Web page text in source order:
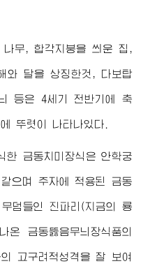
무, 합각지붕을 씌운 집,
와 달을 상징한것, 다보탑
등은 4세기 전반기에 축
뚜렷이 나타나있다.
한 금동치미장식은 안학궁
으며 주자에 적용된 금동
덤들인 진파리(지금의 룡
금동뚫음무늬장식품의
고구려적성격을 잘 보여